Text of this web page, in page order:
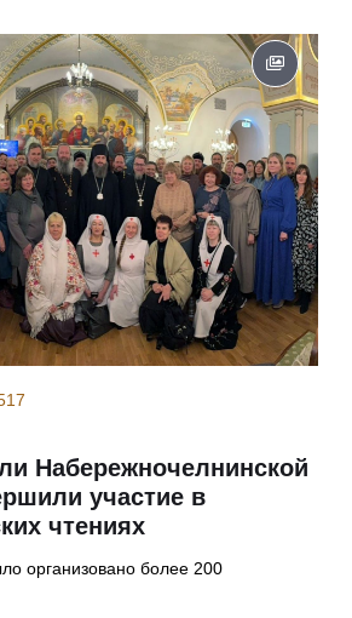
Набережночелнинской
участие в
чтениях
организовано более 200